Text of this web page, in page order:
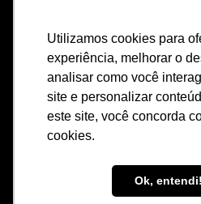
Utilizamos cookies para
experiência, melhorar o
analisar como você
site e personalizar
este site, você concorda
cookies.
Ok, entendi!